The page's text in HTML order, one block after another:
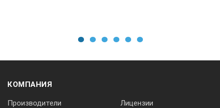
КОМПАНИЯ
Производители Лицензии